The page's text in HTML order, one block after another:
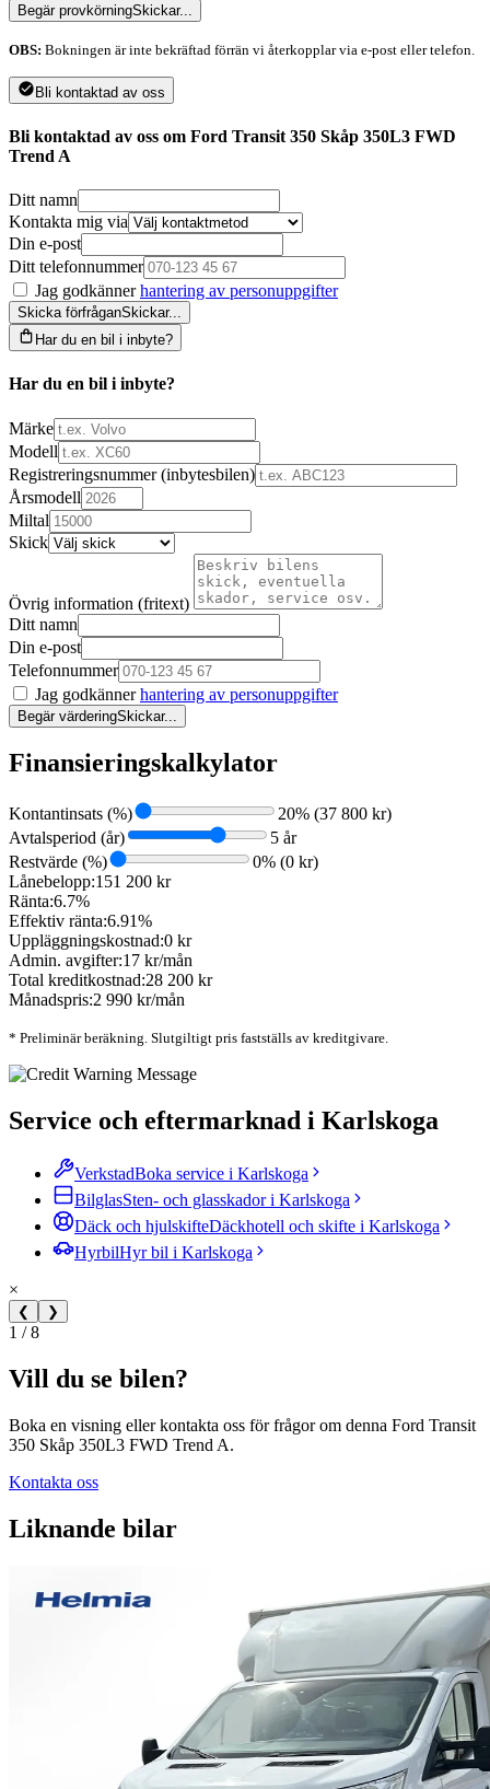
Begär provkörningSkickar...
OBS: Bokningen är inte bekräftad förrän vi återkopplar via e-post eller telefon.
Bli kontaktad av oss
Bli kontaktad av oss om Ford Transit 350 Skåp 350L3 FWD
Trend A
Ditt namn
Kontakta mig via
Din e-post
Ditt telefonnummer
Jag godkännerhantering av personuppgifter
Skicka förfråganSkickar...
Har du en bil i inbyte?
Har du en bil i inbyte?
Märke
Modell
Registreringsnummer (inbytesbilen)
Årsmodell
Miltal
Skick
Övrig information (fritext)
Ditt namn
Din e-post
Telefonnummer
Jag godkännerhantering av personuppgifter
Begär värderingSkickar...
Finansieringskalkylator
Kontantinsats (%) 20% (37 800 kr)
Avtalsperiod (år)
5 år
Restvärde (%)
0% (0 kr)
Lånebelopp:151 200 kr
Ränta:6.7%
Effektiv ränta:6.91%
Uppläggningskostnad:0 kr
Admin. avgifter:17 kr/mån
Total kreditkostnad:28 200 kr
Månadspris:2 990 kr/mån
* Preliminär beräkning. Slutgiltigt pris fastställs av kreditgivare.
Service och eftermarknad i Karlskoga
VerkstadBoka service i Karlskoga
BilglasSten- och glasskador i Karlskoga
Däck och hjulskifteDäckhotell och skifte i Karlskoga
HyrbilHyr bil i Karlskoga
×
❮ ❯
1 / 8
Vill du se bilen?
Boka en visning eller kontakta oss för frågor om denna Ford Transit
350 Skåp 350L3 FWD Trend A.
Kontakta oss
Liknande bilar